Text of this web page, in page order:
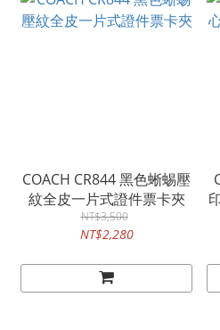
COACH CR844 黑色蜥蜴壓
紋全皮一片式證件票卡夾
NT$3,500
NT$2,280